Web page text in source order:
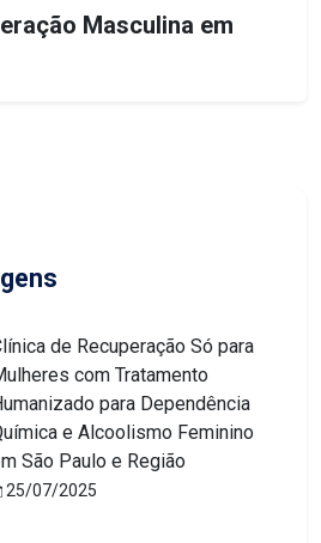
Masculina em
de Recuperação Só para
com Tratamento
para Dependência
e Alcoolismo Feminino
São Paulo e Região
25/07/2025